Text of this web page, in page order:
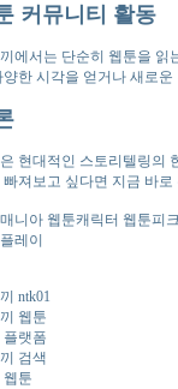
커뮤니티 활동
에서는 단순히 웹툰을 읽
양한 시각을 얻거나 새로
현대적인 스토리텔링의
빠져보고 싶다면 지금 바
니아 웹툰캐릭터 웹툰피
레이
ntk01
웹툰
플랫폼
검색
웹툰